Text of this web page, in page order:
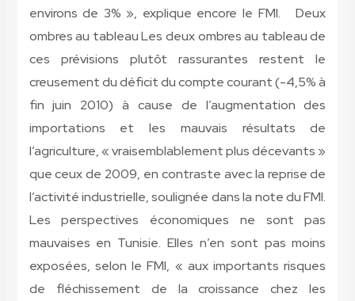
environs de 3% », explique encore le FMI. Deux
ombres au tableau Les deux ombres au tableau de
ces prévisions plutôt rassurantes restent le
creusement du déficit du compte courant (-4,5% à
fin juin 2010) à cause de l’augmentation des
importations et les mauvais résultats de
l’agriculture, « vraisemblablement plus décevants »
que ceux de 2009, en contraste avec la reprise de
l’activité industrielle, soulignée dans la note du FMI.
Les perspectives économiques ne sont pas
mauvaises en Tunisie. Elles n’en sont pas moins
exposées, selon le FMI, « aux importants risques
de fléchissement de la croissance chez les